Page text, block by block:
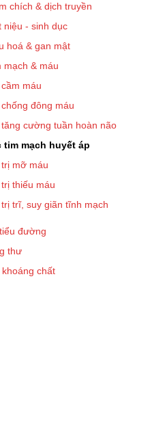
chích & dịch truyền
niệu - sinh dục
hoá & gan mật
mạch & máu
máu
đông máu
cường tuần hoàn não
tim mạch huyết áp
mỡ máu
thiếu máu
trĩ, suy giãn tĩnh mạch
đường
thư
chất